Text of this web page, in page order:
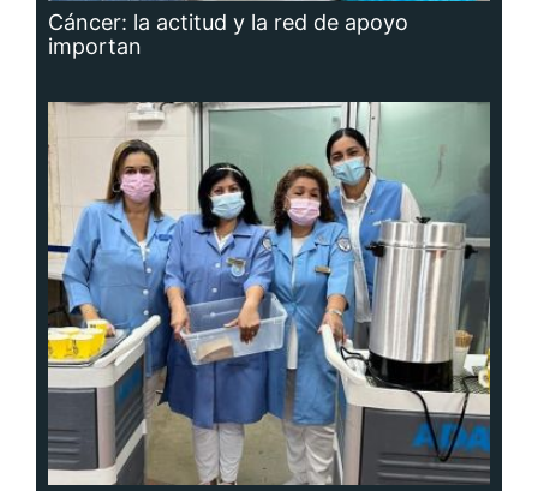
Cáncer: la actitud y la red de apoyo
importan